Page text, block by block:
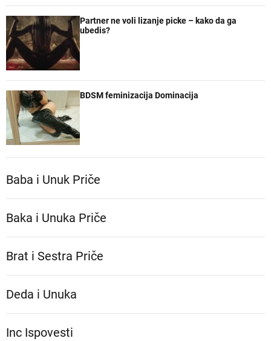
Partner ne voli lizanje picke – kako da ga
ubedis?
BDSM feminizacija Dominacija
Baba i Unuk Priče
Baka i Unuka Pričе
Brat i Sestra Priče
Deda i Unuka
Inc Ispovesti